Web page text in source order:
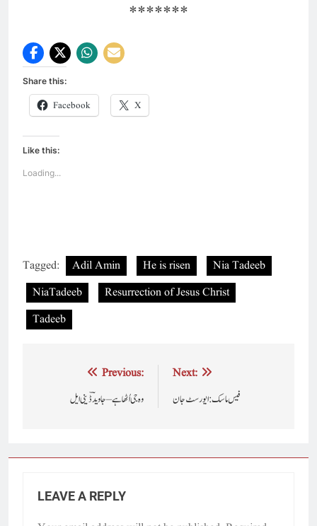
*******
Share this:
Facebook X
Like this:
Loading...
Tagged: Adil Amin He is risen
Nia Tadeeb
NiaTadeeb
Resurrection of Jesus Christ
Tadeeb
navigation
Previous:
وہ جی اُٹھا ہے – جاویدؔ ڈینی ایل
Next:
فیس ماسک : ایورسٹ جان
LEAVE A REPLY